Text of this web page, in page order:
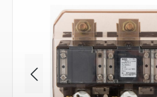
Bildergalerie überspringen